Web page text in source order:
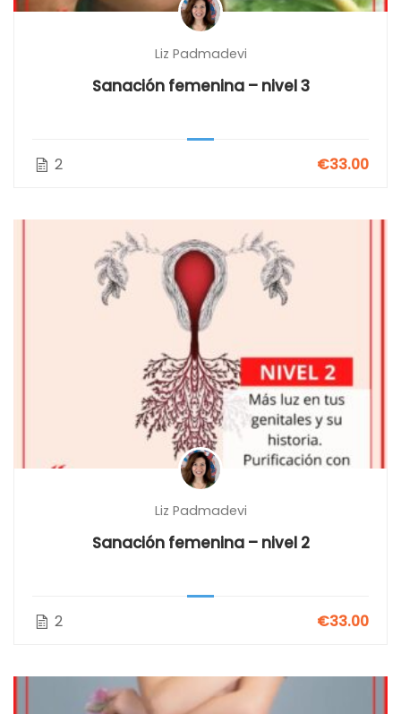
Liz Padmadevi
Sanación femenina – nivel 3
2 €33.00
Liz Padmadevi
Sanación femenina – nivel 2
2 €33.00